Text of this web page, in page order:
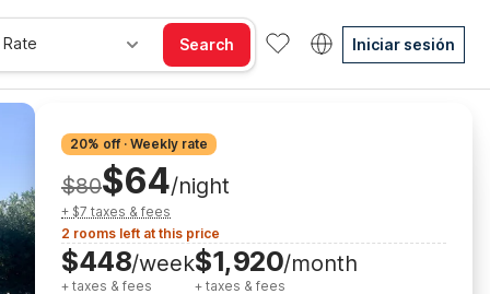
Search Iniciar sesión
20% off · Weekly rate
$80$64/night
+ $7 taxes & fees
2 rooms left at this price
$448/week
+ taxes & fees
$1,920/month
+ taxes & fees